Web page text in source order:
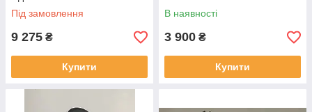
інжектором Glass Master
Під замовлення
9 275 ₴
Купити
В наявності
3 900 ₴
Купити